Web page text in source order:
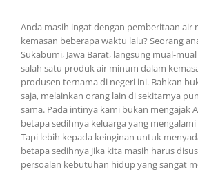
Anda masih ingat dengan pemberitaan air
kemasan beberapa waktu lalu? Seorang
Sukabumi, Jawa Barat, langsung mual-
salah satu produk air minum dalam
produsen ternama di negeri ini. Bahkan
saja, melainkan orang lain di sekitarnya
sama. Pada intinya kami bukan mengajak
betapa sedihnya keluarga yang
Tapi lebih kepada keinginan untuk
betapa sedihnya jika kita masih harus
persoalan kebutuhan hidup yang sangat